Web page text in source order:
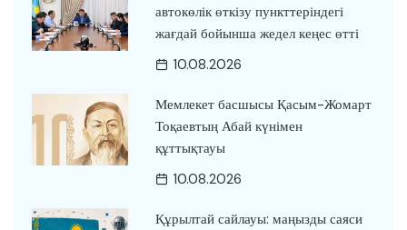
автокөлік өткізу пункттеріндегі
жағдай бойынша жедел кеңес өтті
10.08.2026
Мемлекет басшысы Қасым-Жомарт
Тоқаевтың Абай күнімен
құттықтауы
10.08.2026
Құрылтай сайлауы: маңызды саяси